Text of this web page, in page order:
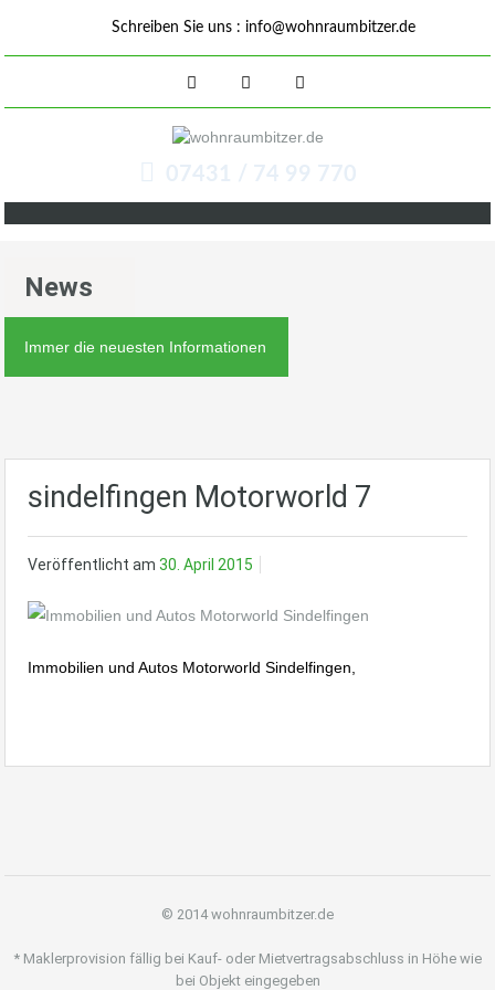
Schreiben Sie uns : info@wohnraumbitzer.de
07431 / 74 99 770
News
Immer die neuesten Informationen
sindelfingen Motorworld 7
Veröffentlicht am 30. April 2015
Immobilien und Autos Motorworld Sindelfingen,
© 2014 wohnraumbitzer.de
* Maklerprovision fällig bei Kauf- oder Mietvertragsabschluss in Höhe wie
bei Objekt eingegeben